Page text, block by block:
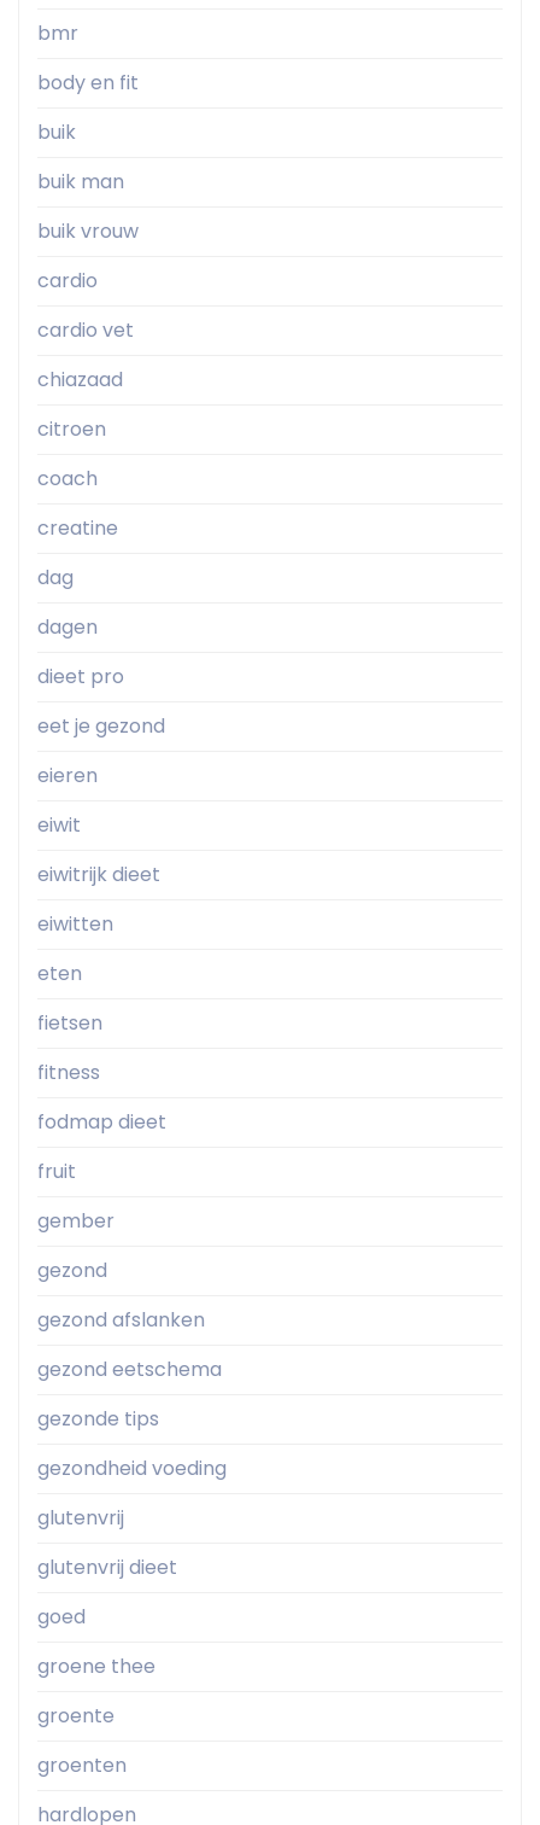
bmr
body en fit
buik
buik man
buik vrouw
cardio
cardio vet
chiazaad
citroen
coach
creatine
dag
dagen
dieet pro
eet je gezond
eieren
eiwit
eiwitrijk dieet
eiwitten
eten
fietsen
fitness
fodmap dieet
fruit
gember
gezond
gezond afslanken
gezond eetschema
gezonde tips
gezondheid voeding
glutenvrij
glutenvrij dieet
goed
groene thee
groente
groenten
hardlopen